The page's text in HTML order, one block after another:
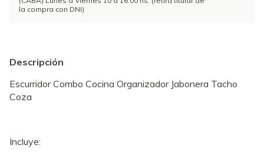
la compra con DNI)
Descripción
Escurridor Combo Cocina Organizador Jabonera Tacho
Coza
Incluye: